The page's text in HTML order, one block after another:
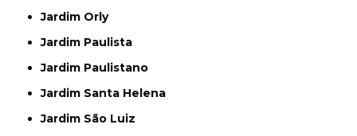
Jardim Orly
Jardim Paulista
Jardim Paulistano
Jardim Santa Helena
Jardim São Luiz